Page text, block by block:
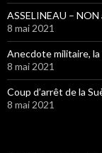
ASSELINEAU – NON
8 mai 2021
Anecdote militaire,
8 mai 2021
Coup d’arrêt de la
8 mai 2021